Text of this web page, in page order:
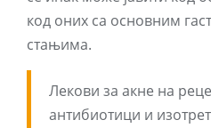
код оних са основним
стањима.
Лекови за акне на
антибиотици и